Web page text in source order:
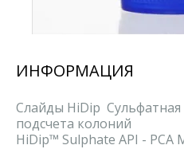
ИНФОРМАЦИЯ
Слайды HiDip Сульфатная
подсчета колоний
HiDip™ Sulphate API - PCA